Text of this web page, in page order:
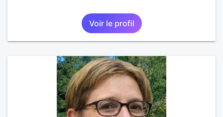
Voir le profil